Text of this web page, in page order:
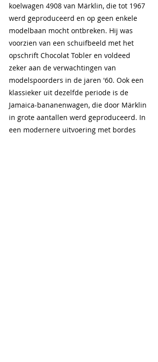
koelwagen 4908 van Märklin, die tot 1967
werd geproduceerd en op geen enkele
modelbaan mocht ontbreken. Hij was
voorzien van een schuifbeeld met het
opschrift Chocolat Tobler en voldeed
zeker aan de verwachtingen van
modelspoorders in de jaren '60. Ook een
klassieker uit dezelfde periode is de
Jamaica-bananenwagen, die door Märklin
in grote aantallen werd geproduceerd. In
een modernere uitvoering met bordes